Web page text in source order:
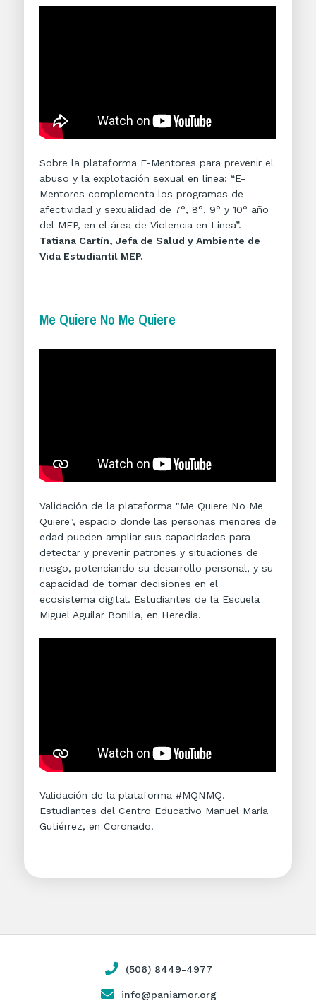
Sobre la plataforma E-Mentores para prevenir el
abuso y la explotación sexual en línea: “E-
Mentores complementa los programas de
afectividad y sexualidad de 7°, 8°, 9° y 10° año
del MEP, en el área de Violencia en Línea”.
Tatiana Cartín, Jefa de Salud y Ambiente de
Vida Estudiantil MEP.
Me Quiere No Me Quiere
Validación de la plataforma "Me Quiere No Me
Quiere", espacio donde las personas menores de
edad pueden ampliar sus capacidades para
detectar y prevenir patrones y situaciones de
riesgo, potenciando su desarrollo personal, y su
capacidad de tomar decisiones en el
ecosistema digital. Estudiantes de la Escuela
Miguel Aguilar Bonilla, en Heredia.
Validación de la plataforma #MQNMQ.
Estudiantes del Centro Educativo Manuel María
Gutiérrez, en Coronado.
(506) 8449-4977
info@paniamor.org